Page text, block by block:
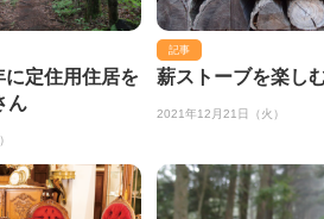
定住用住居を
ん
記事
薪ストーブを楽し
2021年12月21日（火）